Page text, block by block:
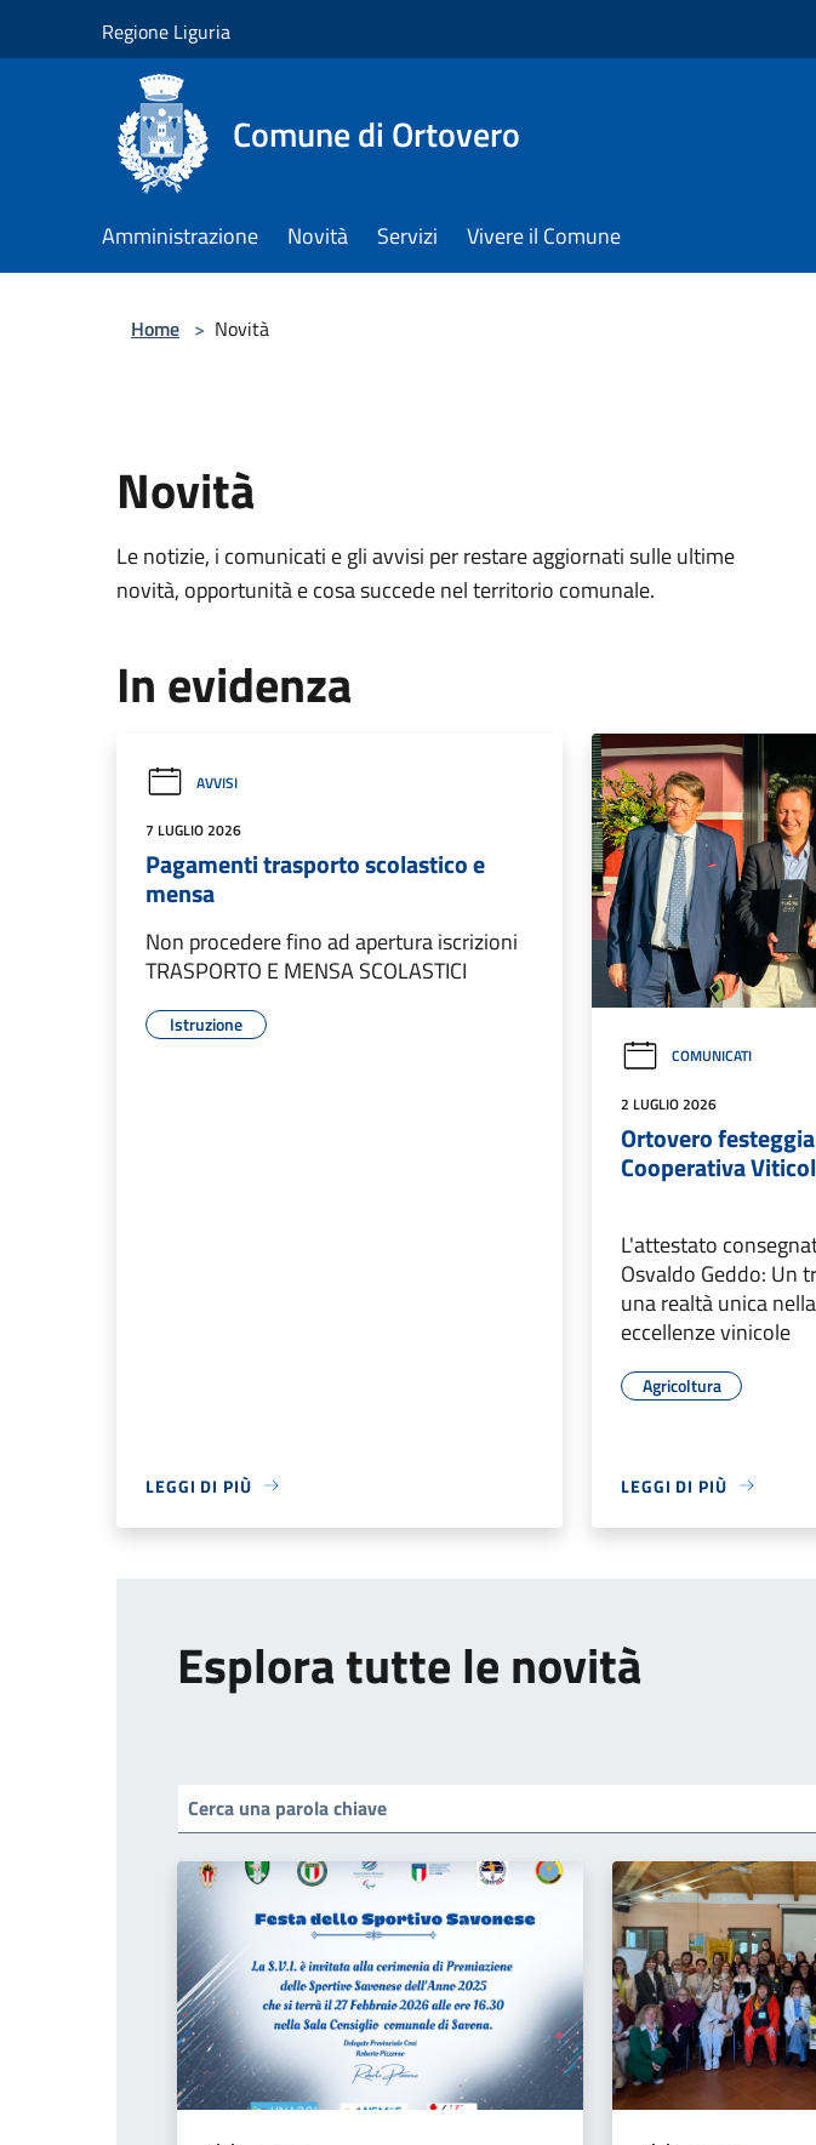
Regione Liguria
Comune di Ortovero
Amministrazione Novità Servizi Vivere il Comune
Home > Novità
Novità
Le notizie, i comunicati e gli avvisi per restare aggiornati sulle ultime
novità, opportunità e cosa succede nel territorio comunale.
In evidenza
AVVISI
7 LUGLIO 2026
Pagamenti trasporto scolastico e
mensa
Non procedere fino ad apertura iscrizioni
TRASPORTO E MENSA SCOLASTICI
Istruzione
LEGGI DI PIÙ
COMUNICATI
2 LUGLIO 2026
Ortovero
Cooperativa
L'attestato
Osvaldo Geddo: Un
una realtà unica
eccellenze vinicole
Agricoltura
LEGGI DI PIÙ
Esplora tutte le novità